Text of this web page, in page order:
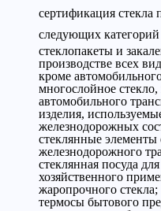
сертификация стекла
следующих
стеклопакеты и
производстве всех
кроме
многослойное
автомобильного
изделия,
железнодорожных
стеклянные
железнодорожного
стеклянная посуда
хозяйственного
жаропрочного стекла;
термосы бытового